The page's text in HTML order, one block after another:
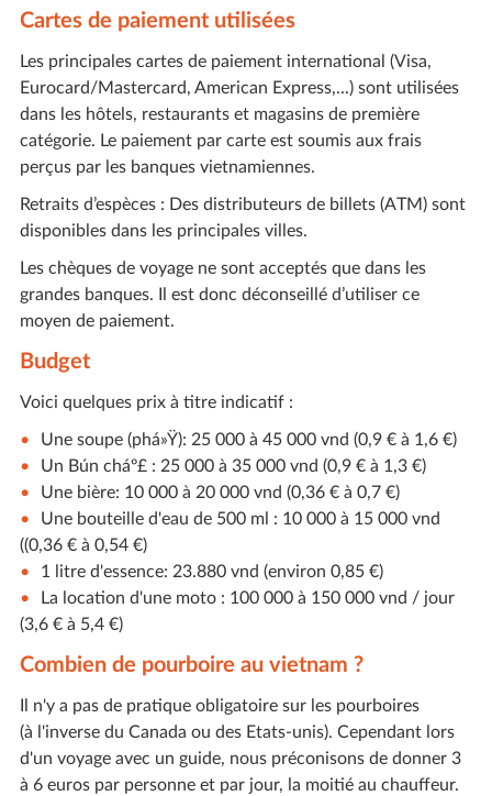
Cartes de paiement utilisées
Les principales cartes de paiement international (Visa,
Eurocard/Mastercard, American Express,...) sont utilisées
dans les hôtels, restaurants et magasins de première
catégorie. Le paiement par carte est soumis aux frais
perçus par les banques vietnamiennes.
Retraits d’espèces : Des distributeurs de billets (ATM) sont
disponibles dans les principales villes.
Les chèques de voyage ne sont acceptés que dans les
grandes banques. Il est donc déconseillé d’utiliser ce
moyen de paiement.
Budget
Voici quelques prix à titre indicatif :
Une soupe (phá»Ÿ): 25 000 à 45 000 vnd (0,9 € à 1,6 €)
Un Bún cháº£ : 25 000 à 35 000 vnd (0,9 € à 1,3 €)
Une bière: 10 000 à 20 000 vnd (0,36 € à 0,7 €)
Une bouteille d'eau de 500 ml : 10 000 à 15 000 vnd
((0,36 € à 0,54 €)
1 litre d'essence: 23.880 vnd (environ 0,85 €)
La location d'une moto : 100 000 à 150 000 vnd / jour
(3,6 € à 5,4 €)
Combien de pourboire au vietnam ?
Il n'y a pas de pratique obligatoire sur les pourboires
(à l'inverse du Canada ou des Etats-unis). Cependant lors
d'un voyage avec un guide, nous préconisons de donner 3
à 6 euros par personne et par jour, la moitié au chauffeur.